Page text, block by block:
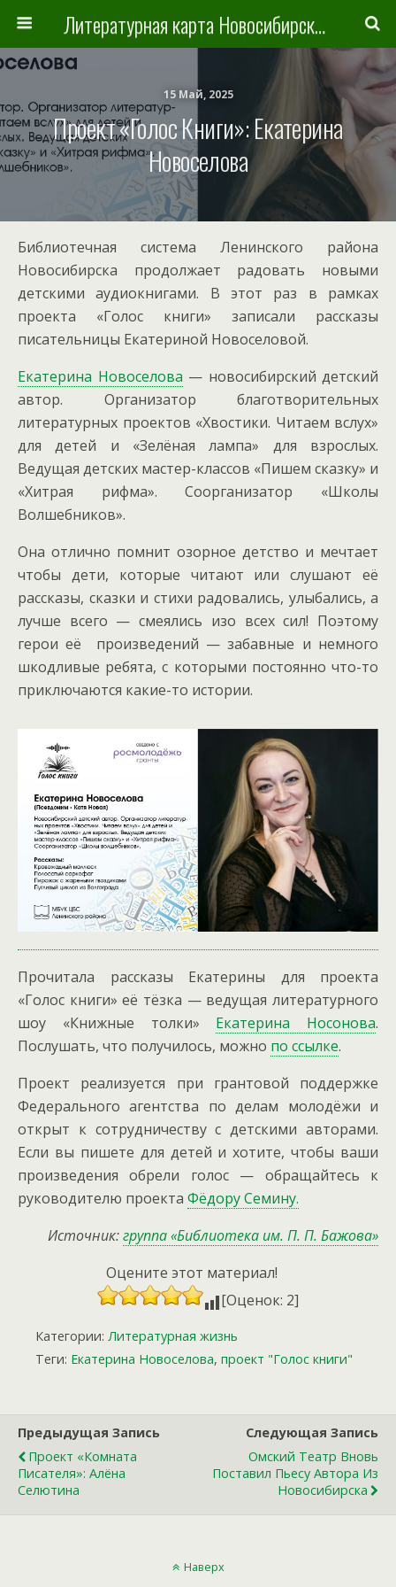
Литературная карта Новосибирска и Новосибирской области
15 Май, 2025
Проект «Голос Книги»: Екатерина
Новоселова
Библиотечная система Ленинского района
Новосибирска продолжает радовать новыми
детскими аудиокнигами. В этот раз в рамках
проекта «Голос книги» записали рассказы
писательницы Екатериной Новоселовой.
Екатерина Новоселова — новосибирский детский
автор. Организатор благотворительных
литературных проектов «Хвостики. Читаем вслух»
для детей и «Зелёная лампа» для взрослых.
Ведущая детских мастер-классов «Пишем сказку» и
«Хитрая рифма». Соорганизатор «Школы
Волшебников».
Она отлично помнит озорное детство и мечтает
чтобы дети, которые читают или слушают её
рассказы, сказки и стихи радовались, улыбались, а
лучше всего — смеялись изо всех сил! Поэтому
герои её произведений — забавные и немного
шкодливые ребята, с которыми постоянно что-то
приключаются какие-то истории.
Прочитала рассказы Екатерины для проекта
«Голос книги» её тёзка — ведущая литературного
шоу «Книжные толки» Екатерина Носонова.
Послушать, что получилось, можно по ссылке.
Проект реализуется при грантовой поддержке
Федерального агентства по делам молодёжи и
открыт к сотрудничеству с детскими авторами.
Если вы пишете для детей и хотите, чтобы ваши
произведения обрели голос — обращайтесь к
руководителю проекта Фёдору Семину.
Источник:группа «Библиотека им. П. П. Бажова»
Оцените этот материал!
[Оценок: 2]
Категории: Литературная жизнь
Теги: Екатерина Новоселова, проект "Голос книги"
Предыдущая Запись
Проект «Комната
Писателя»: Алёна
Селютина
Следующая Запись
Омский Театр Вновь
Поставил Пьесу Автора Из
Новосибирска
Наверх